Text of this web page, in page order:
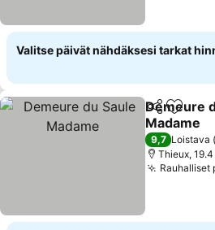
Valitse päivät nähdäksesi tarkat
Jaa Lisää
Demeure
Madame
Katso
9,7 Loistava
Thieux,
Rauhalliset